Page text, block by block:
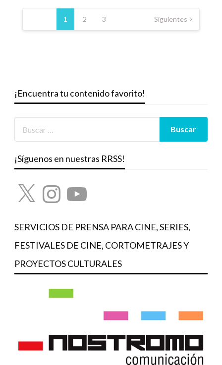
Paginación
entradas
1 2 3 Siguientes
¡Encuentra tu contenido favorito!
¡Síguenos en nuestras RRSS!
X InstagramYouTube
SERVICIOS DE PRENSA PARA CINE, SERIES,
FESTIVALES DE CINE, CORTOMETRAJES Y
PROYECTOS CULTURALES